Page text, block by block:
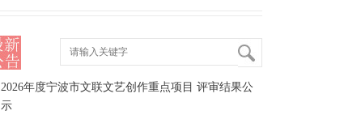
2026年度宁波市文联文艺创作重点项目 评审结果公
示